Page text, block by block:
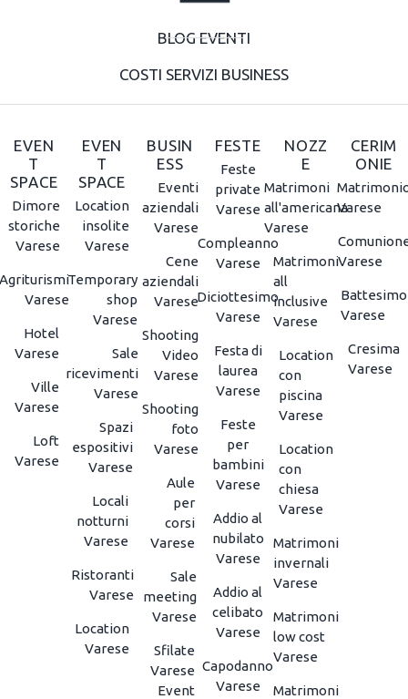
BLOG EVENTI
COSTI SERVIZI BUSINESS
EVEN
T
SPACE
Dimore
storiche
Varese
Varese
Hotel
Varese
Ville
Varese
Loft
Varese
EVEN
T
SPACE
Location
insolite
Varese
Temporary
shop
Varese
Sale
ricevimenti
Varese
Spazi
espositivi
Varese
Locali
notturni
Varese
Ristoranti
Varese
Location
Varese
BUSIN
ESS
Eventi
aziendali
Varese
Cene
aziendali
Varese
Shooting
Video
Varese
Shooting
foto
Varese
Aule
per
corsi
Varese
Sale
meeting
Varese
Sfilate
Varese
Event
FESTE
Feste
private
Varese
Compleanno
Varese
Diciottesimo
Varese
Festa di
laurea
Varese
Feste
per
bambini
Varese
Addio al
nubilato
Varese
Addio al
celibato
Varese
Capodanno
Varese
NOZZ
E
Matrimoni
all'americana
Varese
Matrimoni
all
inclusive
Varese
Location
con
piscina
Varese
Location
con
chiesa
Varese
Matrimoni
invernali
Varese
Matrimoni
low cost
Varese
Matrimoni
CERIM
ONIE
Varese
Varese
Battesimo
Varese
Cresima
Varese